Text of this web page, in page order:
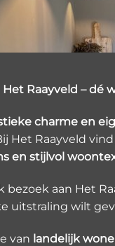
Raayveld –
charme en
Het Raayveld vind
en stijlvol
bezoek aan Het
uitstraling wilt
van landelijk